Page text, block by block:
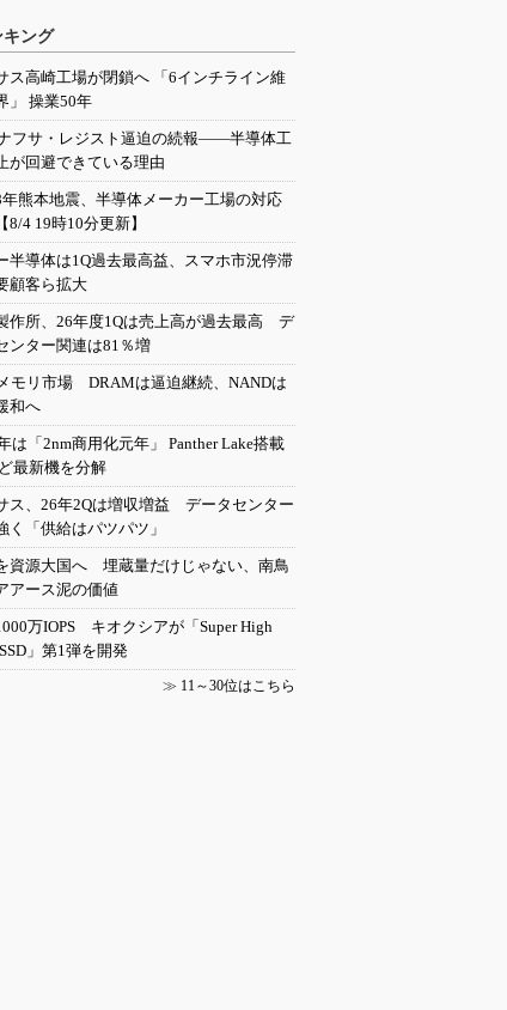
ング
ス高崎工場が閉鎖へ 「6インチライン維
」 操業50年
フサ・レジスト逼迫の続報――半導体工
が回避できている理由
熊本地震、半導体メーカー工場の対応
8/4 19時10分更新】
半導体は1Q過去最高益、スマホ市況停滞
顧客ら拡大
作所、26年度1Qは売上高が過去最高 デ
ンター関連は81％増
モリ市場 DRAMは逼迫継続、NANDは
和へ
は「2nm商用化元年」 Panther Lake搭載
最新機を分解
ス、26年2Qは増収増益 データセンター
く「供給はパツパツ」
資源大国へ 埋蔵量だけじゃない、南鳥
アース泥の価値
万IOPS キオクシアが「Super High
」第1弾を開発
≫ 11～30位はこちら